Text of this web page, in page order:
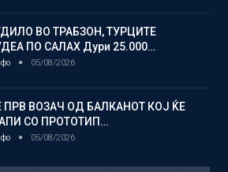
ВО ТРАБЗОН, ТУРЦИТЕ
ПО САЛАХ Дури 25.000…
05/08/2026
ПРВ ВОЗАЧ ОД БАЛКАНОТ КОЈ ЌЕ
СО ПРОТОТИП…
05/08/2026